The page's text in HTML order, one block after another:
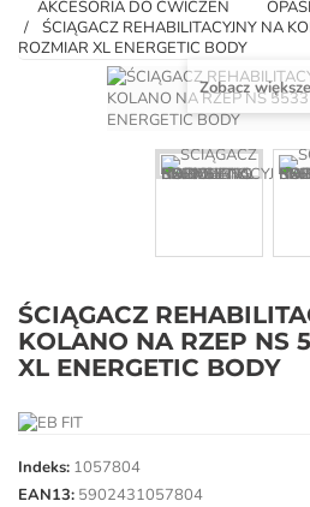
AKCESORIA DO ĆWICZEŃ
ŚCIĄGACZ REHABILITACYJNY NA
ROZMIAR XL ENERGETIC BODY
Zobacz większe
ŚCIĄGACZ REHABILITACYJNY NA
KOLANO NA RZEP NS
XL ENERGETIC BODY
Indeks: 1057804
EAN13: 5902431057804